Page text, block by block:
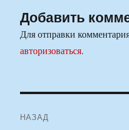
Добавить
Для отправки
авторизоваться.
НАЗАД